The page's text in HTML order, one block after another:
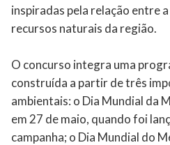
inspiradas pela relação entre
recursos naturais da região.
O concurso integra uma
construída a partir de três
ambientais: o Dia Mundial da
em 27 de maio, quando foi
campanha; o Dia Mundial do